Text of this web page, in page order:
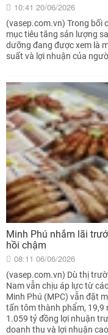
10:41 20/06/2026
(vasep.com.vn) Trong bối
mục tiêu tăng sản lượng
dưỡng đang được xem là
suất và lợi nhuận của
Minh Phú nhắm lãi
hồi chậm
08:11 06/06/2026
(vasep.com.vn) Dù thị
Nam vẫn chịu áp lực từ
Minh Phú (MPC) vẫn đặt
tấn tôm thành phẩm, 19,9
1.059 tỷ đồng lợi nhuận
doanh thu và lợi nhuận